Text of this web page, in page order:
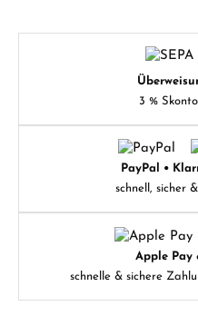
3 %
PayPal •
schnell, sicher
Apple Pay
schnelle & sichere